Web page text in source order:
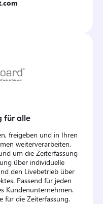
für alle
freigeben und in Ihren
weiterverarbeiten.
um die Zeiterfassung
über individuelle
den Livebetrieb über
Passend für jeden
Kundenunternehmen.
für die Zeiterfassung.